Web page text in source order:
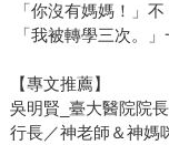
「你沒有媽媽！」
「我被轉學三次。
【專文推薦】
吳明賢_臺大醫院院
行長／神老師＆神媽